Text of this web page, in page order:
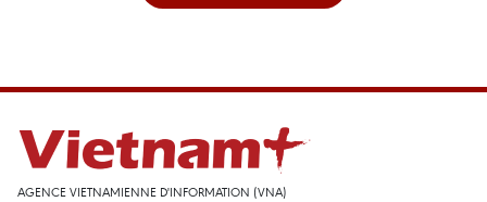
AGENCE VIETNAMIENNE D'INFORMATION (VNA)